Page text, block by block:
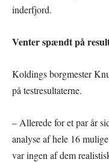
inderfjord.
Venter spændt på
Koldings borgmester
på testresultaterne.
– Allerede for et par år
analyse af hele 16
var ingen af dem